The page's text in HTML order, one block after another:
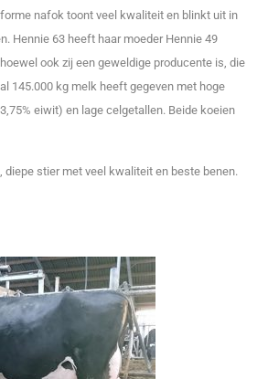
nafok toont veel kwaliteit en blinkt uit in
Hennie 63 heeft haar moeder Hennie 49
ook zij een geweldige producente is, die
145.000 kg melk heeft gegeven met hoge
eiwit) en lage celgetallen. Beide koeien
diepe stier met veel kwaliteit en beste benen.